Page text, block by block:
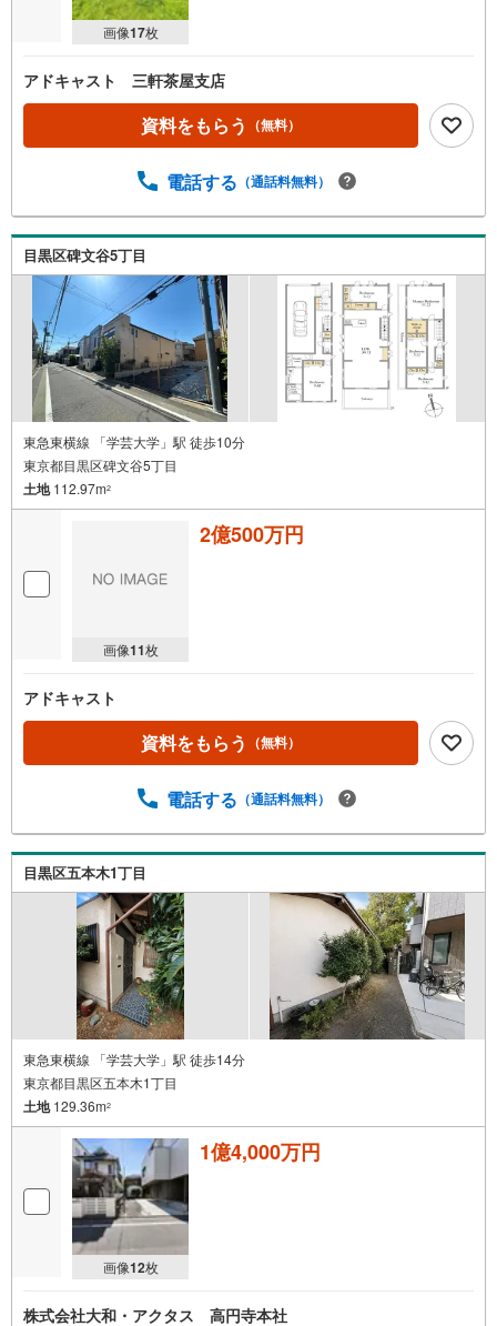
画像17枚
アドキャスト 三軒茶屋支店
資料をもらう （無料）
電話する （通話料無料）
目黒区碑文谷5丁目
東急東横線 「学芸大学」駅 徒歩10分
東京都目黒区碑文谷5丁目
土地112.97m2
画像11枚
2億500万円
アドキャスト
資料をもらう （無料）
電話する （通話料無料）
目黒区五本木1丁目
東急東横線 「学芸大学」駅 徒歩14分
東京都目黒区五本木1丁目
土地129.36m2
画像12枚
1億4,000万円
株式会社大和・アクタス 高円寺本社